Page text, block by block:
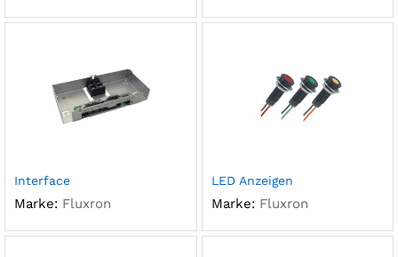
Interface
Marke: Fluxron
LED Anzeigen
Marke: Fluxron